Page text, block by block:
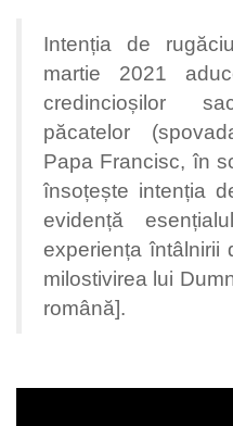
Intenția de
martie 2021
credincioșilor
păcatelor
Papa Francisc, în
însoțește intenția
evidență
experiența întâlnirii
milostivirea lui
română].